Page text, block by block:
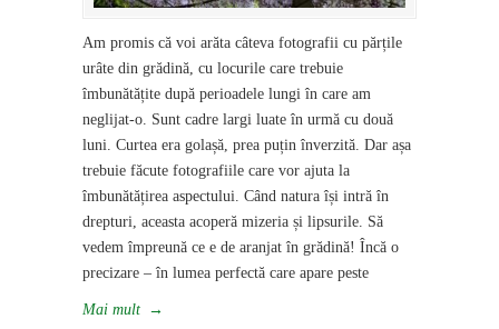
Am promis că voi arăta câteva fotografii cu părțile
urâte din grădină, cu locurile care trebuie
îmbunătățite după perioadele lungi în care am
neglijat-o. Sunt cadre largi luate în urmă cu două
luni. Curtea era golașă, prea puțin înverzită. Dar așa
trebuie făcute fotografiile care vor ajuta la
îmbunătățirea aspectului. Când natura își intră în
drepturi, aceasta acoperă mizeria și lipsurile. Să
vedem împreună ce e de aranjat în grădină! Încă o
precizare – în lumea perfectă care apare peste
Mai mult →